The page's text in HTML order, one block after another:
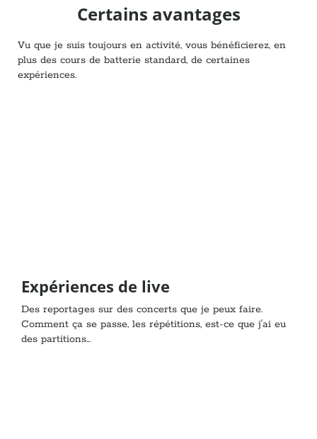
Certains avantages
Vu que je suis toujours en activité, vous bénéficierez, en
plus des cours de batterie standard, de certaines
expériences.
Expériences de live
Des reportages sur des concerts que je peux faire.
Comment ça se passe, les répétitions, est-ce que j'ai eu
des partitions...